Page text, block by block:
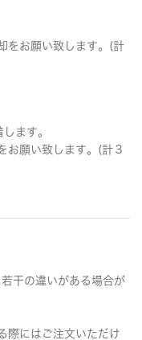
をお願い致します。(計
ます。
お願い致します。(計３
干の違いがある場合が
際にはご注文いただけ